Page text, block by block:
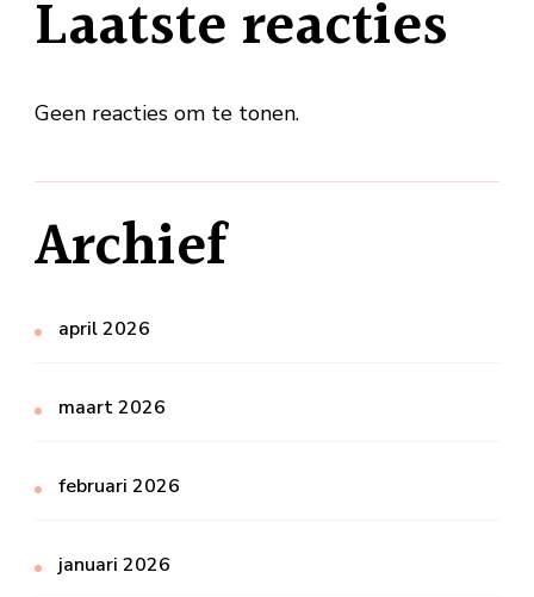
Laatste reacties
Geen reacties om te tonen.
Archief
april 2026
maart 2026
februari 2026
januari 2026